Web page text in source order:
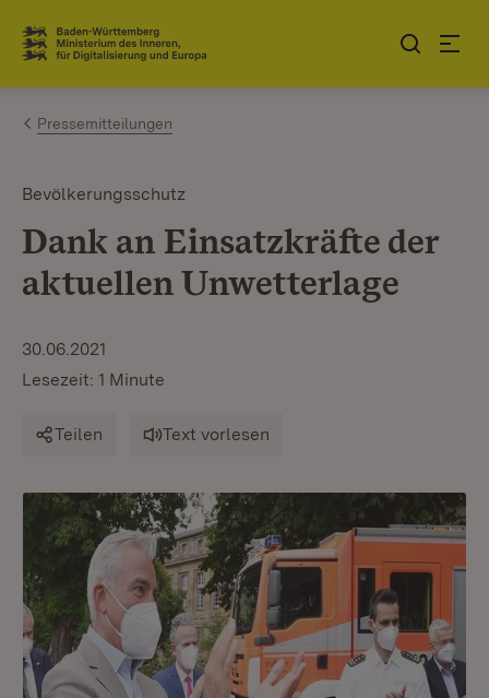
Zum Inhalt springen
Link zur Startseite
Pressemitteilungen
Bevölkerungsschutz
Dank an Einsatzkräfte der
aktuellen Unwetterlage
30.06.2021
Lesezeit: 1 Minute
Teilen Text vorlesen